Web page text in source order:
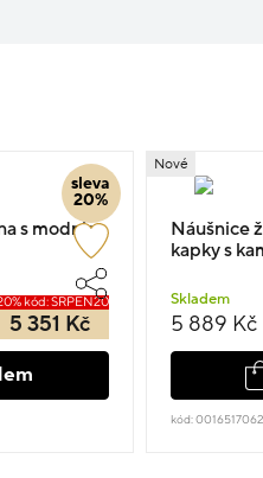
sleva
20%
s modrým
kód: SRPEN20
5 351 Kč
Nové
Náušnice
kapky s
Skladem
5 889 Kč
kód: